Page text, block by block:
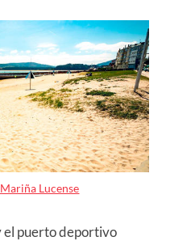
Lucense
el puerto deportivo